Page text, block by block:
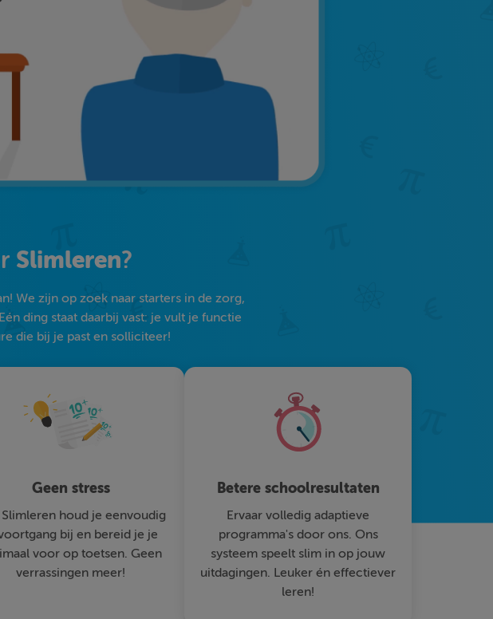
Slimleren?
We zijn op zoek naar starters in de zorg,
ding staat daarbij vast: je vult je functie
die bij je past en solliciteer!
Geen stress
houd je eenvoudig
bij en bereid je je
voor op toetsen. Geen
verrassingen meer!
Betere schoolresultaten
Ervaar volledig adaptieve
programma's door ons. Ons
systeem speelt slim in op jouw
uitdagingen. Leuker én effectiever
leren!